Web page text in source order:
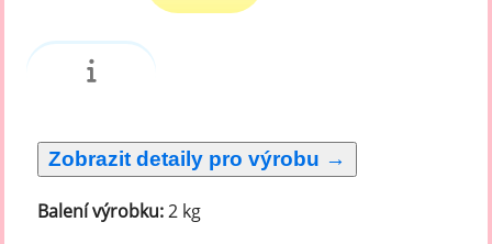
Balení výrobku:2 kg